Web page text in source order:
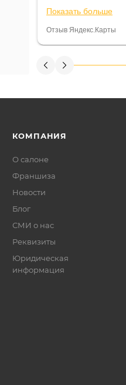
спидометре
постоянно были
Считаю, что это
Показать больше
Отзыв Яндекс.Карты
КОМПАНИЯ
О салоне
Франшиза
Новости
Блог
СМИ о нас
Реквизиты
Юридическая
информация